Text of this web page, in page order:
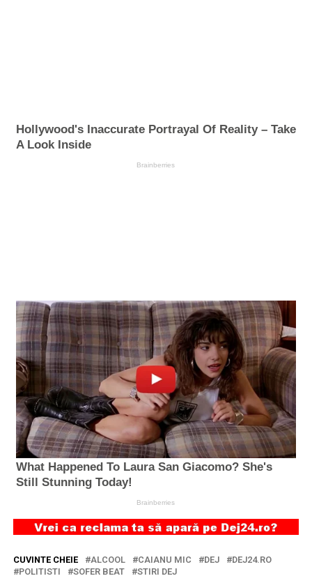
CUVINTE CHEIE ALCOOL CAIANU MIC DEJ
DEJ24.RO
POLITISTI
SOFER BEAT STIRI DEJ